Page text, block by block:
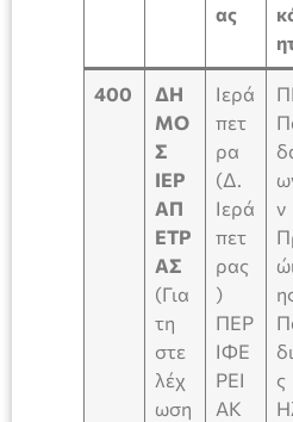
ας
400
ΔΗ
ΜΟ
Σ
ΙΕΡ
ΑΠ
ΕΤΡ
ΑΣ
(Για
τη
στε
λέχ
ωση
Ιερά
πετ
ρα
(Δ.
Ιερά
πετ
ρας
)
ΠΕΡ
ΙΦΕ
ΡΕΙ
ΑΚ
ν
ς